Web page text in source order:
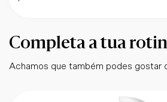
Completa a tua
Achamos que também podes gostar